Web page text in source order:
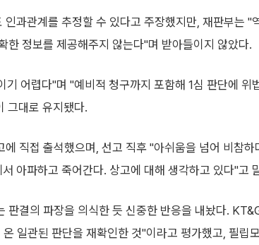
과관계를 추정할 수 있다고 주장했지만, 재판부는 "
한 정보를 제공해주지 않는다"며 받아들이지 않았다.
기 어렵다"며 "예비적 청구까지 포함해 1심 판단에 위
그대로 유지됐다.
에 직접 출석했으며, 선고 직후 "아쉬움을 넘어 비참
아파하고 죽어간다. 상고에 대해 생각하고 있다"고
판결의 파장을 의식한 듯 신중한 반응을 내놨다.
일관된 판단을 재확인한 것"이라고 평가했고, 필립